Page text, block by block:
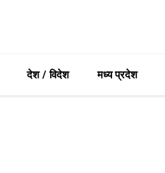
देश / विदेश मध्य प्रदेश